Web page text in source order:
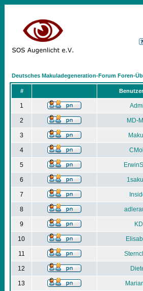
Deutsches Makuladegeneration-Forum Foren-
#
1
2 MD-
3
4
5
6
7
8
9 KD
10
11
12
13